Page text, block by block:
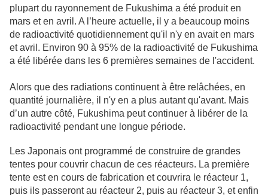
plupart du rayonnement de Fukushima a été produit en
mars et en avril. A l’heure actuelle, il y a beaucoup moins
de radioactivité quotidiennement qu'il n'y en avait en mars
et avril. Environ 90 à 95% de la radioactivité de Fukushima
a été libérée dans les 6 premières semaines de l'accident.
Alors que des radiations continuent à être relâchées, en
quantité journalière, il n'y en a plus autant qu'avant. Mais
d’un autre côté, Fukushima peut continuer à libérer de la
radioactivité pendant une longue période.
Les Japonais ont programmé de construire de grandes
tentes pour couvrir chacun de ces réacteurs. La première
tente est en cours de fabrication et couvrira le réacteur 1,
puis ils passeront au réacteur 2, puis au réacteur 3, et enfin